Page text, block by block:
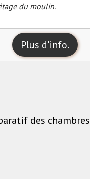
du moulin.
Plus d'info.
des chambres